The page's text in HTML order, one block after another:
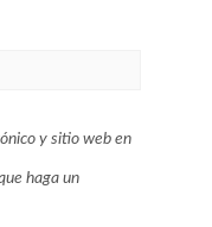
y sitio web en
haga un